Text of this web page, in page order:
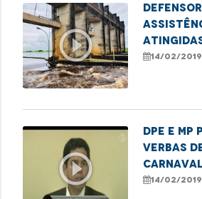
play_circle_outline 14/02/2019
play_circle_outline
DPE e MP
verbas
14/02/2019